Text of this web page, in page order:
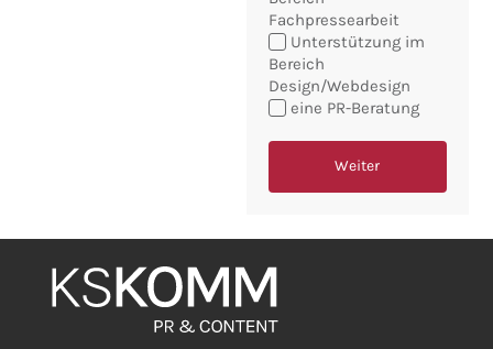
Sie
möchten:
Fachpressearbeit
Unterstützung im
Bereich
Design/Webdesign
eine PR-Beratung
Weiter